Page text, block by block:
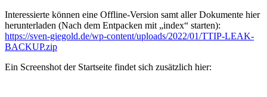
Interessierte können eine Offline-Version samt aller Dokumente hier
herunterladen (Nach dem Entpacken mit „index“ starten):
https://sven-giegold.de/wp-content/uploads/2022/01/TTIP-LEAK-
BACKUP.zip
Ein Screenshot der Startseite findet sich zusätzlich hier: